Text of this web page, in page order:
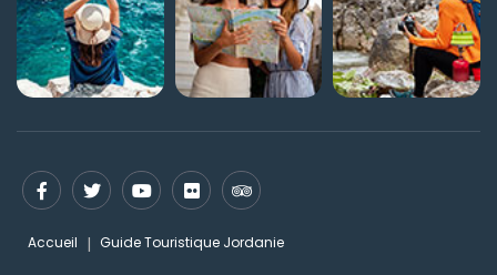
Accueil Guide Touristique Jordanie